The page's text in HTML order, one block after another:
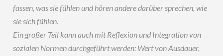
fassen, was sie fühlen und hören andere darüber sprechen, wie
sie sich fühlen.
Ein großer Teil kann auch mit Reflexion und Integration von
sozialen Normen durchgeführt werden: Wert von Ausdauer,